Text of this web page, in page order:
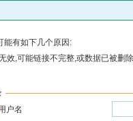
能有如下几个原因:
效,可能链接不完整,或数据已被删
户名